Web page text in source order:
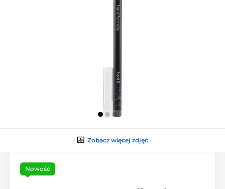
Zobacz więcej zdjęć
Nowość